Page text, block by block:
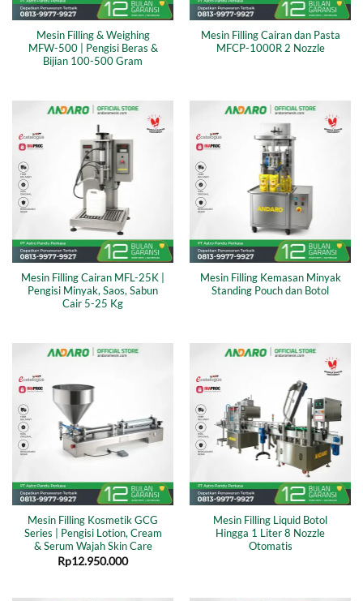
Mesin Filling & Weighing
MFW-500 | Pengisi Beras &
Bijian 100-500 Gram
Mesin Filling Cairan dan Pasta
MFCP-1000R 2 Nozzle
Mesin Filling Cairan MFL-25K |
Pengisi Minyak, Saos, Sabun
Cair 5-25 Kg
Mesin Filling Kemasan Minyak
Standing Pouch dan Botol
Mesin Filling Kosmetik GCG
Series | Pengisi Lotion, Cream
& Serum Wajah Skin Care
Rp12.950.000
Mesin Filling Liquid Botol
Hingga 1 Liter 8 Nozzle
Otomatis